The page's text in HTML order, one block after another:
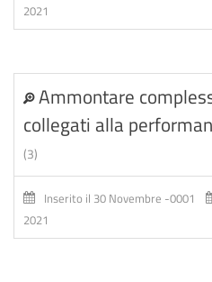
2021
Ammontare
collegati alla
(3)
Inserito il 30 Novembre -0001
2021